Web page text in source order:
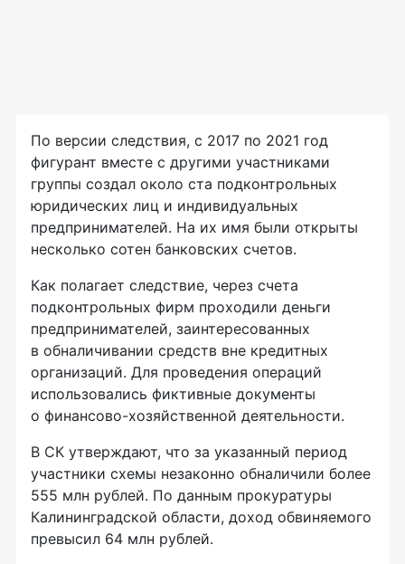
По версии следствия, с 2017 по 2021 год
фигурант вместе с другими участниками
группы создал около ста подконтрольных
юридических лиц и индивидуальных
предпринимателей. На их имя были открыты
несколько сотен банковских счетов.
Как полагает следствие, через счета
подконтрольных фирм проходили деньги
предпринимателей, заинтересованных
в обналичивании средств вне кредитных
организаций. Для проведения операций
использовались фиктивные документы
о финансово-хозяйственной деятельности.
В СК утверждают, что за указанный период
участники схемы незаконно обналичили более
555 млн рублей. По данным прокуратуры
Калининградской области, доход обвиняемого
превысил 64 млн рублей.